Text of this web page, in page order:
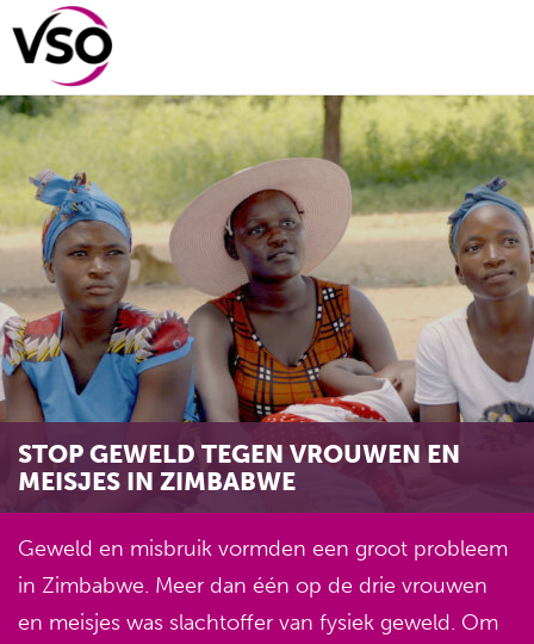
STOP GEWELD TEGEN VROUWEN EN
MEISJES IN ZIMBABWE
Geweld en misbruik vormden een groot probleem
in Zimbabwe. Meer dan één op de drie vrouwen
en meisjes was slachtoffer van fysiek geweld. Om